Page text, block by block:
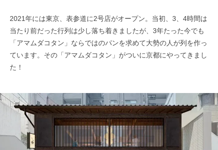
2021年には東京、表参道に2号店がオープン。当初、3、4時間は
当たり前だった行列は少し落ち着きましたが、3年たった今でも
「アマムダコタン」ならではのパンを求めて大勢の人が列を作っ
ています。その「アマムダコタン」がついに京都にやってきまし
た！